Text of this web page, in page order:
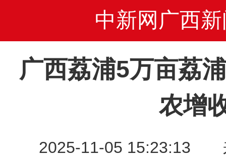
中新网广西新
广西荔浦5万亩荔
农增
2025-11-05 15:23:13